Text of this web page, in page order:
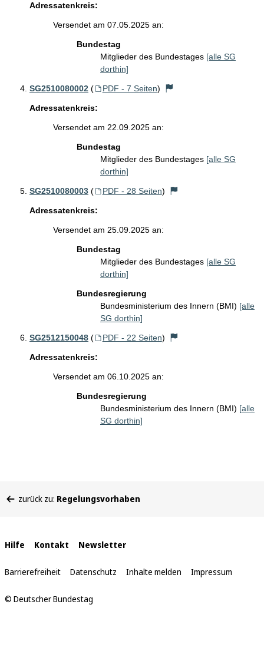
Adressatenkreis:
Versendet am 07.05.2025 an:
Bundestag
Mitglieder des Bundestages [alle SG
dorthin]
SG2510080002 ( PDF - 7 Seiten)
Adressatenkreis:
Versendet am 22.09.2025 an:
Bundestag
Mitglieder des Bundestages [alle SG
dorthin]
SG2510080003 ( PDF - 28 Seiten)
Adressatenkreis:
Versendet am 25.09.2025 an:
Bundestag
Mitglieder des Bundestages [alle SG
dorthin]
Bundesregierung
Bundesministerium des Innern (BMI) [alle
SG dorthin]
SG2512150048 ( PDF - 22 Seiten)
Adressatenkreis:
Versendet am 06.10.2025 an:
Bundesregierung
Bundesministerium des Innern (BMI) [alle
SG dorthin]
befinden
zurück zu: Regelungsvorhaben
Interne
Links
Hilfe Kontakt Newsletter
Barrierefreiheit Datenschutz Inhalte melden Impressum
© Deutscher Bundestag